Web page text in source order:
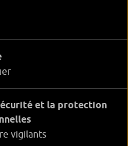
et la protection
vigilants